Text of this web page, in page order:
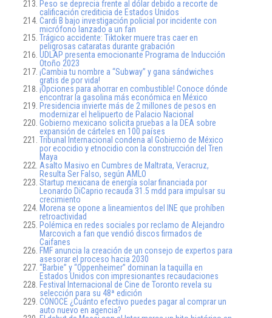
Peso se deprecia frente al dólar debido a recorte de
calificación crediticia de Estados Unidos
Cardi B bajo investigación policial por incidente con
micrófono lanzado a un fan
Trágico accidente: Tiktoker muere tras caer en
peligrosas cataratas durante grabación
UDLAP presenta emocionante Programa de Inducción
Otoño 2023
¡Cambia tu nombre a “Subway” y gana sándwiches
gratis de por vida!
¡Opciones para ahorrar en combustible! Conoce dónde
encontrar la gasolina más económica en México
Presidencia invierte más de 2 millones de pesos en
modernizar el helipuerto de Palacio Nacional
Gobierno mexicano solicita pruebas a la DEA sobre
expansión de cárteles en 100 países
Tribunal Internacional condena al Gobierno de México
por ecocidio y etnocidio con la construcción del Tren
Maya
Asalto Masivo en Cumbres de Maltrata, Veracruz,
Resulta Ser Falso, según AMLO
Startup mexicana de energía solar financiada por
Leonardo DiCaprio recauda 31.5 mdd para impulsar su
crecimiento
Morena se opone a lineamientos del INE que prohíben
retroactividad
Polémica en redes sociales por reclamo de Alejandro
Marcovich a fan que vendió discos firmados de
Caifanes
FMF anuncia la creación de un consejo de expertos para
asesorar el proceso hacia 2030
“Barbie” y “Oppenheimer” dominan la taquilla en
Estados Unidos con impresionantes recaudaciones
Festival Internacional de Cine de Toronto revela su
selección para su 48ª edición
CONOCE ¿Cuánto efectivo puedes pagar al comprar un
auto nuevo en agencia?